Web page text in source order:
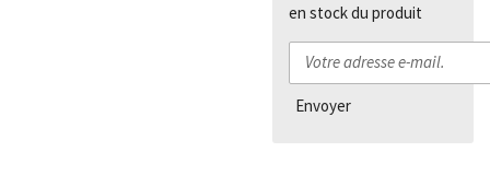
en stock du produit
Envoyer